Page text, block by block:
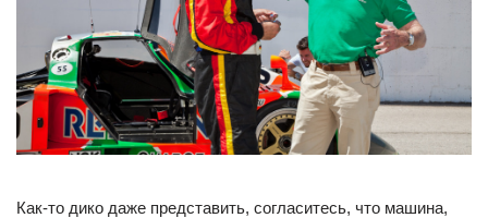
Как-то дико даже представить, согласитесь, что машина,